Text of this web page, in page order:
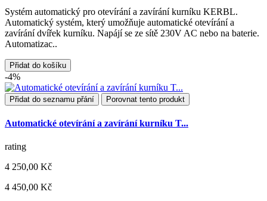
Systém automatický pro otevírání a zavírání kurníku KERBL.
Automatický systém, který umožňuje automatické otevírání a
zavírání dvířek kurníku. Napájí se ze sítě 230V AC nebo na baterie.
Automatizac..
Přidat do košíku
-4%
Přidat do seznamu přání Porovnat tento produkt
Automatické otevírání a zavírání kurníku T...
rating
4 250,00 Kč
4 450,00 Kč